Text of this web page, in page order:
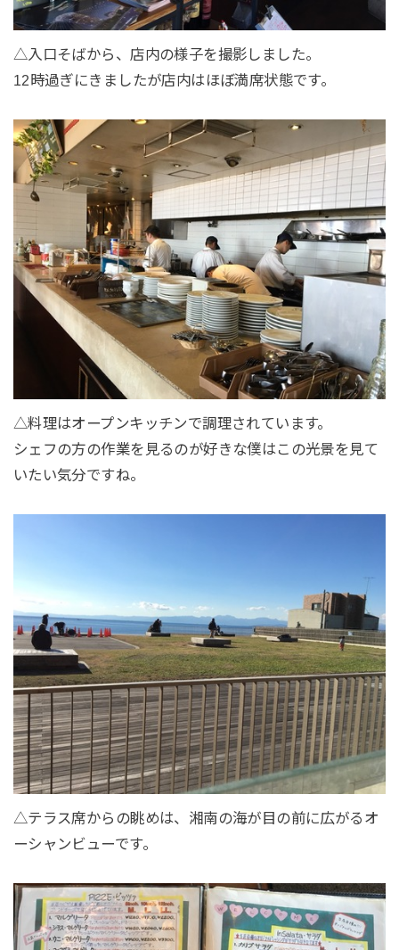
△入口そばから、店内の様子を撮影しました。
12時過ぎにきましたが店内はほぼ満席状態です。
△料理はオープンキッチンで調理されています。
シェフの方の作業を見るのが好きな僕はこの光景を見て
いたい気分ですね。
△テラス席からの眺めは、湘南の海が目の前に広がるオ
ーシャンビューです。